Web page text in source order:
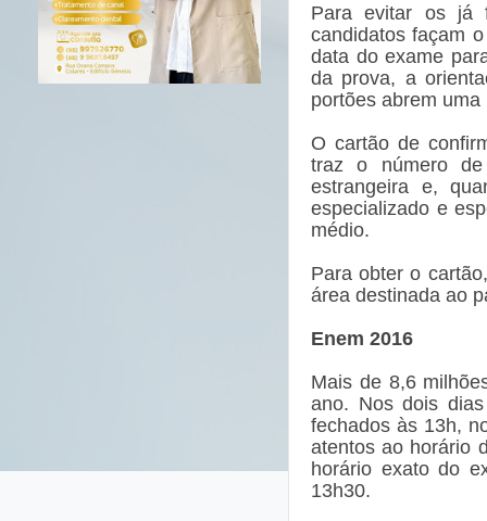
Para evitar os já
candidatos façam
data do exame
da prova, a
portões abrem
O cartão de
traz o número
estrangeira e,
especializado e
médio.
Para obter o
área destinada ao
Enem 2016
Mais de 8,6
ano. Nos dois
fechados às 13h,
atentos ao horário
horário exato do
13h30.